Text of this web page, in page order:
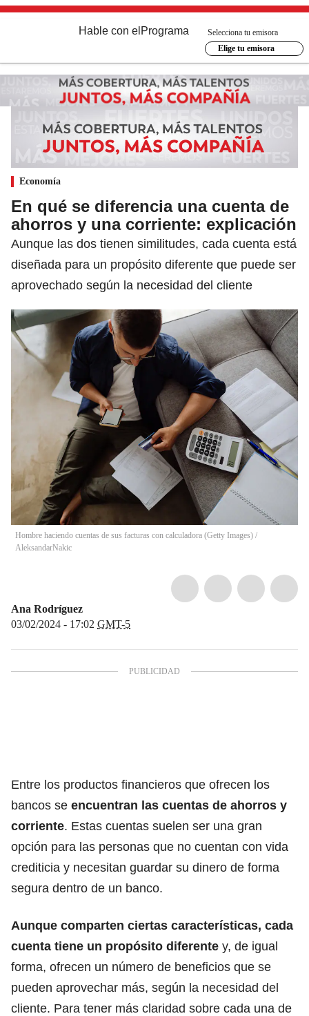
Hable con el Programa
Selecciona tu emisora
Elige tu emisora
Economía
En qué se diferencia una cuenta de
ahorros y una corriente: explicación
Aunque las dos tienen similitudes, cada cuenta está
diseñada para un propósito diferente que puede ser
aprovechado según la necesidad del cliente
Hombre haciendo cuentas de sus facturas con calculadora (Getty Images) /
AleksandarNakic
Ana Rodríguez
03/02/2024 - 17:02 GMT-5
Entre los productos financieros que ofrecen los
bancos se encuentran las cuentas de ahorros y
corriente. Estas cuentas suelen ser una gran
opción para las personas que no cuentan con vida
crediticia y necesitan guardar su dinero de forma
segura dentro de un banco.
Aunque comparten ciertas características, cada
cuenta tiene un propósito diferente y, de igual
forma, ofrecen un número de beneficios que se
pueden aprovechar más, según la necesidad del
cliente. Para tener más claridad sobre cada una de